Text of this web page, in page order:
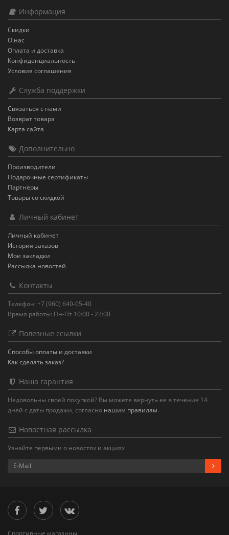
Информация
Скидки
О нас
Оплата и доставка
Конфиденциальность
Условия соглашения
Служба поддержки
Связаться с нами
Возврат товара
Карта сайта
Дополнительно
Производители
Подарочные сертификаты
Партнёры
Товары со скидкой
Личный кабинет
Личный кабинет
История заказов
Мои закладки
Рассылка новостей
Контакты
Телефон: +7 (960) 640-05-40
Время работы: Пн-Пт 10:00 - 22:00
Полезные ссылки
Способы оплаты и доставки
Как сделать заказ?
Наша гарантия
Недовольны своей покупкой? Вы можете вернуть ее в течение 14
дней с даты продажи, согласно нашим правилам.
Новостная рассылка
Узнайте первыми о новостях и акциях
Спортивные магазины